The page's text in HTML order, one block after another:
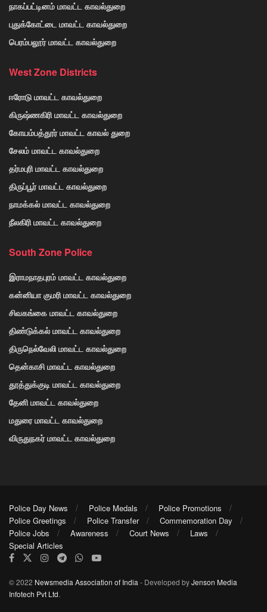
நாகப்பட்டினம் மாவட்ட காவல்துறை
புதுக்கோட்டை மாவட்ட காவல்துறை
பெரம்பலூர் மாவட்ட காவல்துறை
West Zone Districts
ஈரோடு மாவட்ட காவல்துறை
கிருஷ்ணகிரி மாவட்ட காவல்துறை
கோயம்பத்தூர் மாவட்ட காவல் துறை
சேலம் மாவட்ட காவல்துறை
தர்மபுரி மாவட்ட காவல்துறை
திருப்பூர் மாவட்ட காவல்துறை
நாமக்கல் மாவட்ட காவல்துறை
நீலகிரி மாவட்ட காவல்துறை
South Zone Police
இராமநாதபுரம் மாவட்ட காவல்துறை
கன்னியா குமரி மாவட்ட காவல்துறை
சிவகங்கை மாவட்ட காவல்துறை
திண்டுக்கல் மாவட்ட காவல்துறை
திருநெல்வேலி மாவட்ட காவல்துறை
தென்காசி மாவட்ட காவல்துறை
தூத்துக்குடி மாவட்ட காவல்துறை
தேனி மாவட்ட காவல்துறை
மதுரை மாவட்ட காவல்துறை
விருதுநகர் மாவட்ட காவல்துறை
Police Day News Police Medals
Police Promotions
Police Greetings
Police Transfer
Commemoration Day
Police Jobs
Awareness Court News
Laws
Special Articles
© 2022 Newsmedia Association of India - Developed byJenson Media
Infotech Pvt Ltd.